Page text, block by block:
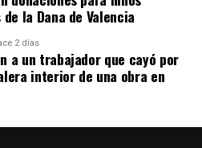
la Dana de Valencia
2 días
a un trabajador que cayó por
interior de una obra en